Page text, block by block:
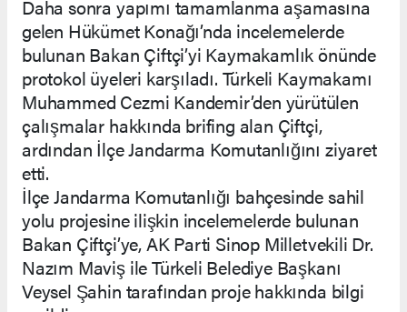
Daha sonra yapımı tamamlanma aşamasına
gelen Hükümet Konağı’nda incelemelerde
bulunan Bakan Çiftçi’yi Kaymakamlık önünde
protokol üyeleri karşıladı. Türkeli Kaymakamı
Muhammed Cezmi Kandemir’den yürütülen
çalışmalar hakkında brifing alan Çiftçi,
ardından İlçe Jandarma Komutanlığını ziyaret
etti.
İlçe Jandarma Komutanlığı bahçesinde sahil
yolu projesine ilişkin incelemelerde bulunan
Bakan Çiftçi’ye, AK Parti Sinop Milletvekili Dr.
Nazım Maviş ile Türkeli Belediye Başkanı
Veysel Şahin tarafından proje hakkında bilgi